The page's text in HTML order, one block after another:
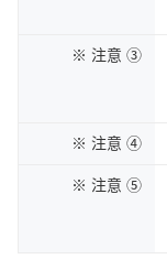
※ 注意 ③
※ 注意 ④
※ 注意 ⑤